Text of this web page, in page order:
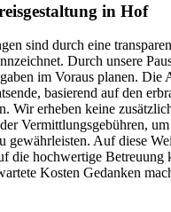
in Hof
sind durch eine
Durch unsere
im Voraus planen. Die
basierend auf den
Wir erheben keine
Vermittlungsgebühren,
gewährleisten. Auf diese
die hochwertige Betreuung
Kosten Gedanken